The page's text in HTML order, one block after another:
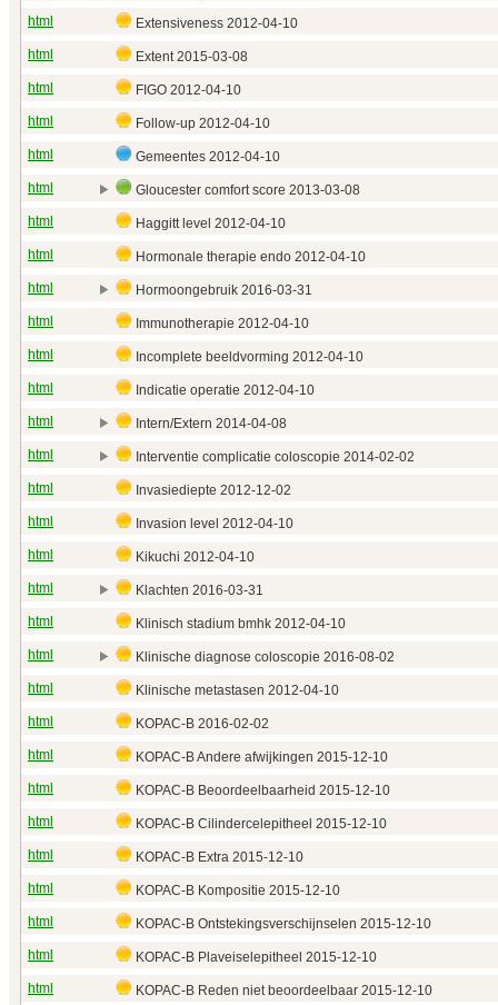
html
Extensiveness 2012‑04‑10
html
Extent 2015‑03‑08
html
FIGO 2012‑04‑10
html
Follow-up 2012‑04‑10
html
Gemeentes 2012‑04‑10
html
Gloucester comfort score 2013‑03‑08
html
Haggitt level 2012‑04‑10
html
Hormonale therapie endo 2012‑04‑10
html
Hormoongebruik 2016‑03‑31
html
Immunotherapie 2012‑04‑10
html
Incomplete beeldvorming 2012‑04‑10
html
Indicatie operatie 2012‑04‑10
html
Intern/Extern 2014‑04‑08
html
Interventie complicatie coloscopie 2014‑02‑02
html
Invasiediepte 2012‑12‑02
html
Invasion level 2012‑04‑10
html
Kikuchi 2012‑04‑10
html
Klachten 2016‑03‑31
html
Klinisch stadium bmhk 2012‑04‑10
html
Klinische diagnose coloscopie 2016‑08‑02
html
Klinische metastasen 2012‑04‑10
html
KOPAC-B 2016‑02‑02
html
KOPAC-B Andere afwijkingen 2015‑12‑10
html
KOPAC-B Beoordeelbaarheid 2015‑12‑10
html
KOPAC-B Cilindercelepitheel 2015‑12‑10
html
KOPAC-B Extra 2015‑12‑10
html
KOPAC-B Kompositie 2015‑12‑10
html
KOPAC-B Ontstekingsverschijnselen 2015‑12‑10
html
KOPAC-B Plaveiselepitheel 2015‑12‑10
html
KOPAC-B Reden niet beoordeelbaar 2015‑12‑10